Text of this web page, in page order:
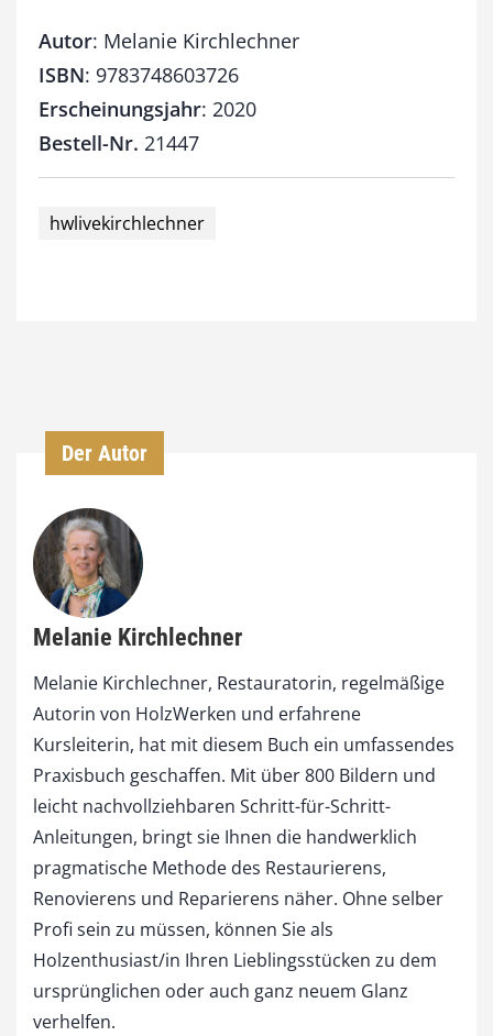
Autor: Melanie Kirchlechner
ISBN: 9783748603726
Erscheinungsjahr: 2020
Bestell-Nr. 21447
hwlivekirchlechner
Der Autor
Melanie Kirchlechner
Melanie Kirchlechner, Restauratorin, regelmäßige
Autorin von HolzWerken und erfahrene
Kursleiterin, hat mit diesem Buch ein umfassendes
Praxisbuch geschaffen. Mit über 800 Bildern und
leicht nachvollziehbaren Schritt-für-Schritt-
Anleitungen, bringt sie Ihnen die handwerklich
pragmatische Methode des Restaurierens,
Renovierens und Reparierens näher. Ohne selber
Profi sein zu müssen, können Sie als
Holzenthusiast/in Ihren Lieblingsstücken zu dem
ursprünglichen oder auch ganz neuem Glanz
verhelfen.